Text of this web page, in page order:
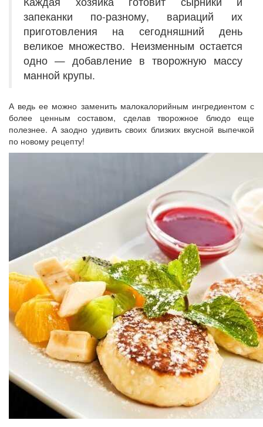
запеканки по-разному, вариаций их
приготовления на сегодняшний день
великое множество. Неизменным остается
одно — добавление в творожную массу
манной крупы.
А ведь ее можно заменить малокалорийным ингредиентом с
более ценным составом, сделав творожное блюдо еще
полезнее. А заодно удивить своих близких вкусной выпечкой
по новому рецепту!